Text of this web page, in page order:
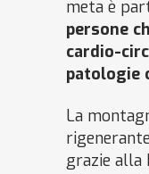
meta è
persone
cardio-
patologie
La
grazie alla